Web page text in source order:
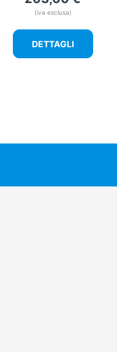
(iva esclusa)
DETTAGLI